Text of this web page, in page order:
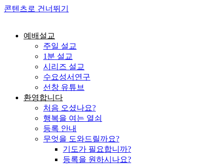
콘텐츠로 건너뛰기
예배설교
주일 설교
1분 설교
시리즈 설교
수요성서연구
선창 유튜브
환영합니다
처음 오셨나요?
행복을 여는 열쇠
등록 안내
무엇을 도와드릴까요?
기도가 필요합니까?
등록을 원하시나요?